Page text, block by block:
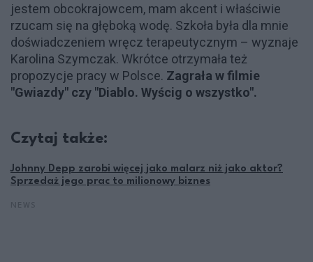
jestem obcokrajowcem, mam akcent i właściwie
rzucam się na głęboką wodę. Szkoła była dla mnie
doświadczeniem wręcz terapeutycznym – wyznaje
Karolina Szymczak. Wkrótce otrzymała też
propozycje pracy w Polsce. Zagrała w filmie
"Gwiazdy" czy "Diablo. Wyścig o wszystko".
Czytaj także:
Johnny Depp zarobi więcej jako malarz niż jako aktor?
Sprzedaż jego prac to milionowy biznes